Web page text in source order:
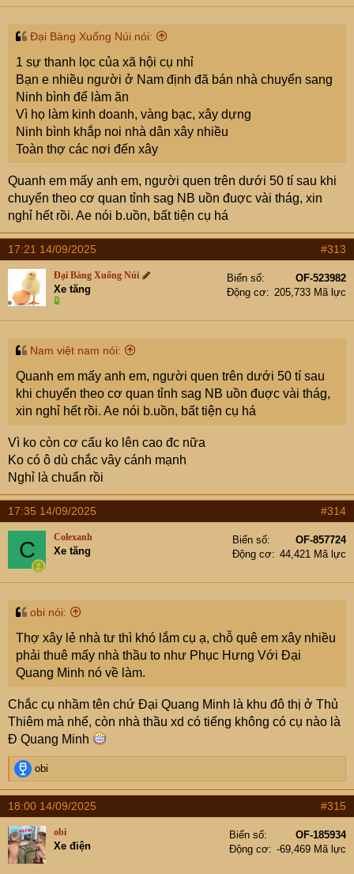
s
Đại Bàng Xuống Núi nói:
1 sự thanh lọc của xã hội cụ nhỉ
Bạn e nhiều người ở Nam định đã bán nhà chuyển sang
Ninh bình để làm ăn
Vì họ làm kinh doanh, vàng bạc, xây dựng
Ninh bình khắp noi nhà dân xây nhiều
Toàn thợ các nơi đến xây
Quanh em mấy anh em, người quen trên dưới 50 tí sau khi
chuyển theo cơ quan tỉnh sag NB uồn đuợc vài thág, xin
nghỉ hết rồi. Ae nói b.uồn, bất tiện cụ há
17:21 14/09/2025 #313
Đại Bàng Xuống Núi
Xe tăng
Biển số
OF-523982
Động cơ
205,733 Mã lực
Nam việt nam nói:
Quanh em mấy anh em, người quen trên dưới 50 tí sau
khi chuyển theo cơ quan tỉnh sag NB uồn đuợc vài thág,
xin nghỉ hết rồi. Ae nói b.uồn, bất tiện cụ há
Vì ko còn cơ cấu ko lên cao đc nữa
Ko có ô dù chắc vây cánh mạnh
Nghỉ là chuẩn rồi
17:35 14/09/2025 #314
C Colexanh
Xe tăng
Biển số
OF-857724
Động cơ
44,421 Mã lực
obi nói:
Thợ xây lẻ nhà tư thì khó lắm cụ ạ, chỗ quê em xây nhiều
phải thuê mấy nhà thầu to như Phục Hưng Với Đại
Quang Minh nó về làm.
Chắc cụ nhầm tên chứ Đại Quang Minh là khu đô thị ở Thủ
Thiêm mà nhể, còn nhà thầu xd có tiếng không có cụ nào là
Đ Quang Minh
R
e
a
c
t
i
o
n
obi
18:00 14/09/2025 #315
obi
Xe điện
Biển số
OF-185934
Động cơ
-69,469 Mã lực